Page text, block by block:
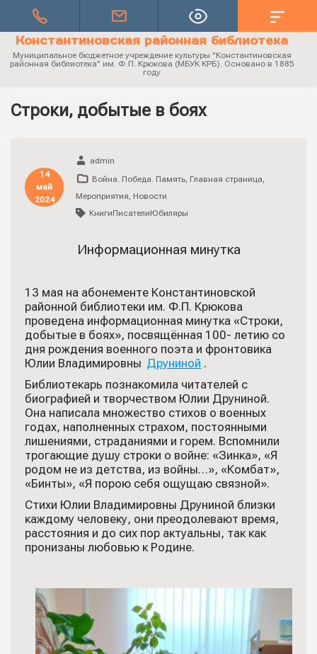
Константиновская районная библиотека
Муниципальное бюджетное учреждение культуры "Константиновская
районная библиотека" им. Ф.П. Крюкова (МБУК КРБ). Основано в 1885
году
Строки, добытые в боях
14
май
2024
admin
Война. Победа. Память, Главная страница,
Мероприятия, Новости
КнигиПисателиЮбиляры
Информационная минутка
13 мая на абонементе Константиновской
районной библиотеки им. Ф.П. Крюкова
проведена информационная минутка «Строки,
добытые в боях», посвящённая 100- летию со
дня рождения военного поэта и фронтовика
Юлии Владимировны Друниной .
Библиотекарь познакомила читателей с
биографией и творчеством Юлии Друниной.
Она написала множество стихов о военных
годах, наполненных страхом, постоянными
лишениями, страданиями и горем. Вспомнили
трогающие душу строки о войне: «Зинка», «Я
родом не из детства, из войны…», «Комбат»,
«Бинты», «Я порою себя ощущаю связной».
Стихи Юлии Владимировны Друниной близки
каждому человеку, они преодолевают время,
расстояния и до сих пор актуальны, так как
пронизаны любовью к Родине.